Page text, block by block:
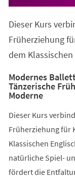
Dieser Kurs
Früherziehung
dem
Modernes
Tänzerische
Moderne
Dieser Kurs
Früherziehung für
Klassischen
natürliche Spiel-
fördert die